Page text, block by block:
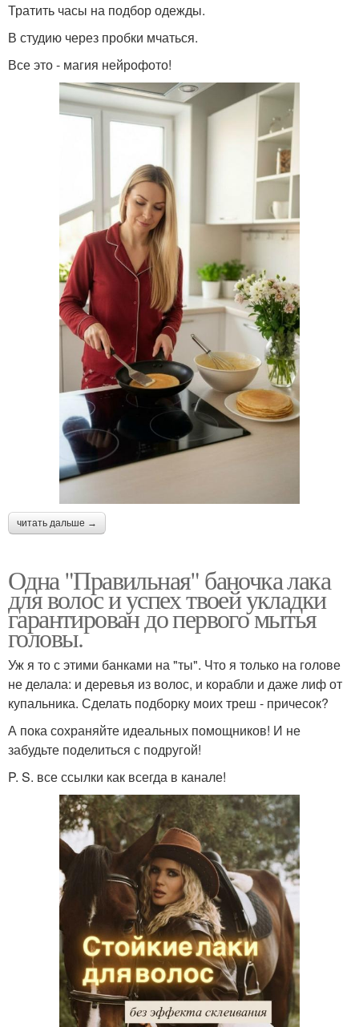
Тратить часы на подбор одежды.
В студию через пробки мчаться.
Все это - магия нейрофото!
читать дальше →
Одна "Правильная" баночка лака
для волос и успех твоей укладки
гарантирован до первого мытья
головы.
Уж я то с этими банками на "ты". Что я только на голове
не делала: и деревья из волос, и корабли и даже лиф от
купальника. Сделать подборку моих треш - причесок?
А пока сохраняйте идеальных помощников! И не
забудьте поделиться с подругой!
P. S. все ссылки как всегда в канале!